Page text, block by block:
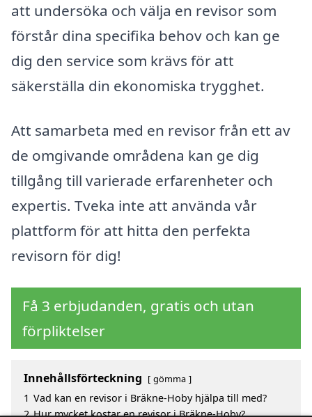
att undersöka och välja en revisor som
förstår dina specifika behov och kan ge
dig den service som krävs för att
säkerställa din ekonomiska trygghet.
Att samarbeta med en revisor från ett av
de omgivande områdena kan ge dig
tillgång till varierade erfarenheter och
expertis. Tveka inte att använda vår
plattform för att hitta den perfekta
revisorn för dig!
Få 3 erbjudanden, gratis och utan
förpliktelser
Innehållsförteckning gömma
1 Vad kan en revisor i Bräkne-Hoby hjälpa till med?
2 Hur mycket kostar en revisor i Bräkne-Hoby?